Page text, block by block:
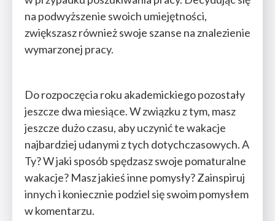
na podwyższenie swoich umiejętności,
zwiększasz również swoje szanse na znalezienie
wymarzonej pracy.
Do rozpoczęcia roku akademickiego pozostały
jeszcze dwa miesiące. W związku z tym, masz
jeszcze dużo czasu, aby uczynić te wakacje
najbardziej udanymi z tych dotychczasowych. A
Ty? W jaki sposób spędzasz swoje pomaturalne
wakacje? Masz jakieś inne pomysły? Zainspiruj
innych i koniecznie podziel się swoim pomysłem
w komentarzu.